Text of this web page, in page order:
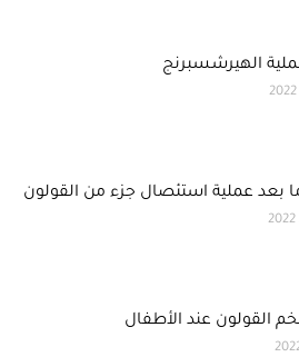
الهيرشسبرنج
بعد عملية استئصال جزء من القولون
القولون عند الأطفال